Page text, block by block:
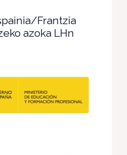
Frantzia
azoka LHn